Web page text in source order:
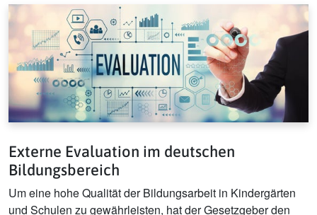
Externe Evaluation im deutschen
Bildungsbereich
Um eine hohe Qualität der Bildungsarbeit in Kindergärten
und Schulen zu gewährleisten, hat der Gesetzgeber den